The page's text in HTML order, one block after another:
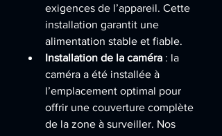
exigences de l’appareil. Cette
installation garantit une
alimentation stable et fiable.
Installation de la caméra : la
caméra a été installée à
l’emplacement optimal pour
offrir une couverture complète
de la zone à surveiller. Nos